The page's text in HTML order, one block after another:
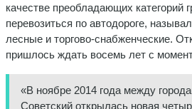
качестве преобладающих категорий
перевозиться по автодороге,
лесные и торгово-снабженческие.
пришлось ждать восемь лет с
«В ноябре 2014 года между
Советский открылась новая